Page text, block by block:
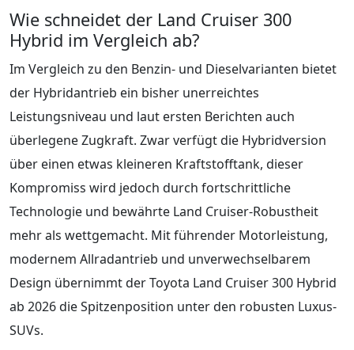
Wie schneidet der Land Cruiser 300
Hybrid im Vergleich ab?
Im Vergleich zu den Benzin- und Dieselvarianten bietet
der Hybridantrieb ein bisher unerreichtes
Leistungsniveau und laut ersten Berichten auch
überlegene Zugkraft. Zwar verfügt die Hybridversion
über einen etwas kleineren Kraftstofftank, dieser
Kompromiss wird jedoch durch fortschrittliche
Technologie und bewährte Land Cruiser-Robustheit
mehr als wettgemacht. Mit führender Motorleistung,
modernem Allradantrieb und unverwechselbarem
Design übernimmt der Toyota Land Cruiser 300 Hybrid
ab 2026 die Spitzenposition unter den robusten Luxus-
SUVs.